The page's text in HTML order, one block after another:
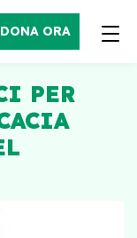
DONA ORA
PER